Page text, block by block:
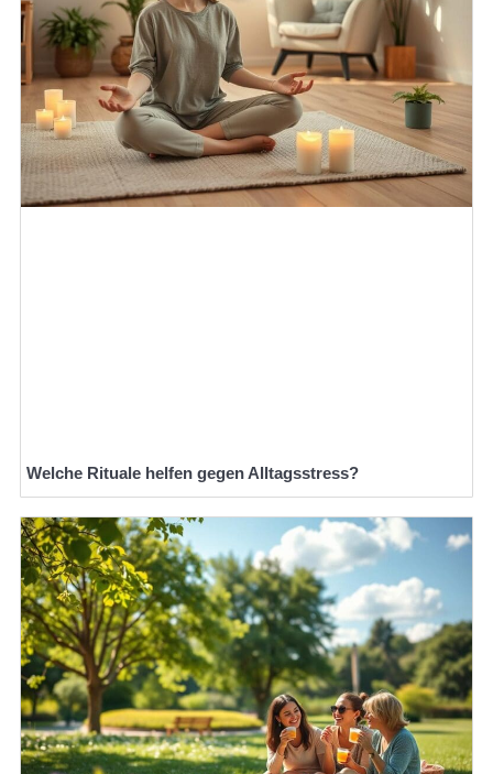
Welche Rituale helfen gegen Alltagsstress?